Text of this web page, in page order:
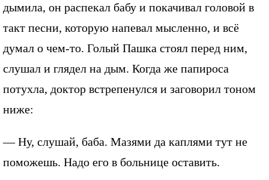
дымила, он распекал бабу и покачивал головой в
такт песни, которую напевал мысленно, и всё
думал о чем-то. Голый Пашка стоял перед ним,
слушал и глядел на дым. Когда же папироса
потухла, доктор встрепенулся и заговорил тоном
ниже:
— Ну, слушай, баба. Мазями да каплями тут не
поможешь. Надо его в больнице оставить.